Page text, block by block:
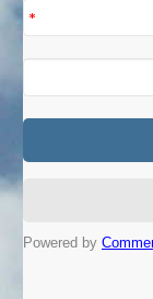
Powered by